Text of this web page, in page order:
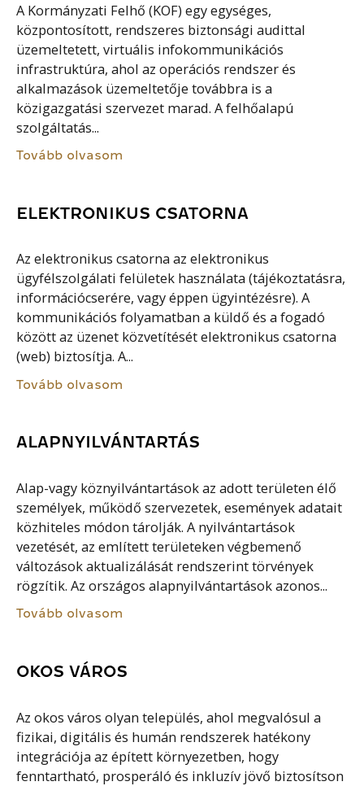
A Kormányzati Felhő (KOF) egy egységes,
központosított, rendszeres biztonsági audittal
üzemeltetett, virtuális infokommunikációs
infrastruktúra, ahol az operációs rendszer és
alkalmazások üzemeltetője továbbra is a
közigazgatási szervezet marad. A felhőalapú
szolgáltatás...
Tovább olvasom
ELEKTRONIKUS CSATORNA
Az elektronikus csatorna az elektronikus
ügyfélszolgálati felületek használata (tájékoztatásra,
információcserére, vagy éppen ügyintézésre). A
kommunikációs folyamatban a küldő és a fogadó
között az üzenet közvetítését elektronikus csatorna
(web) biztosítja. A...
Tovább olvasom
ALAPNYILVÁNTARTÁS
Alap-vagy köznyilvántartások az adott területen élő
személyek, működő szervezetek, események adatait
közhiteles módon tárolják. A nyilvántartások
vezetését, az említett területeken végbemenő
változások aktualizálását rendszerint törvények
rögzítik. Az országos alapnyilvántartások azonos...
Tovább olvasom
OKOS VÁROS
Az okos város olyan település, ahol megvalósul a
fizikai, digitális és humán rendszerek hatékony
integrációja az épített környezetben, hogy
fenntartható, prosperáló és inkluzív jövő biztosítson